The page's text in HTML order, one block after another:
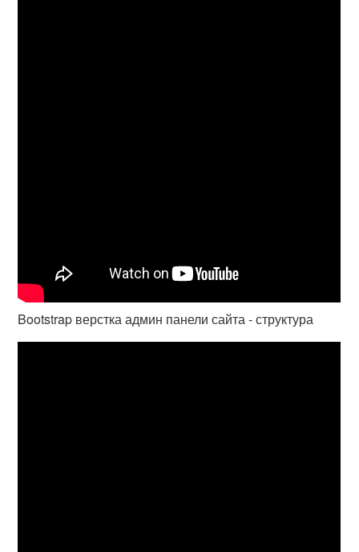
Bootstrap верстка админ панели сайта - структура